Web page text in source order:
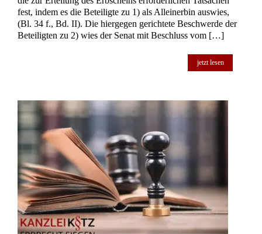
fest, indem es die Beteiligte zu 1) als Alleinerbin auswies,
(Bl. 34 f., Bd. II). Die hiergegen gerichtete Beschwerde der
Beteiligten zu 2) wies der Senat mit Beschluss vom […]
jetzt lesen